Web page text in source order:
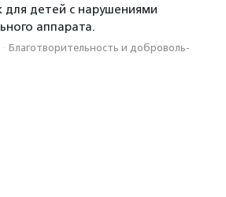
для детей с нарушениями
аппарата.
· Благотвори­тель­ность и доброволь­